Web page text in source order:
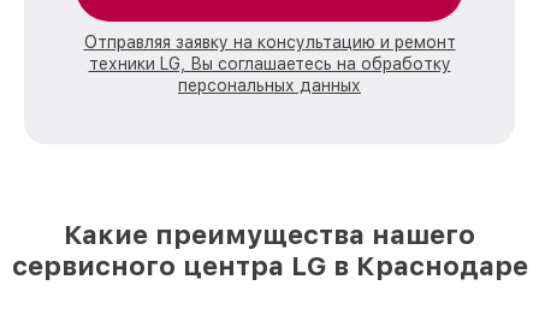
Отправляя заявку на консультацию и ремонт
техники LG, Вы соглашаетесь на обработку
персональных данных
Какие преимущества нашего
сервисного центра LG в Краснодаре